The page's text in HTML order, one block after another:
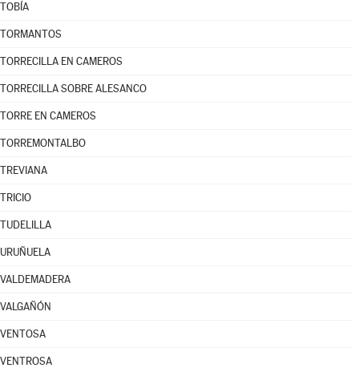
TOBÍA
TORMANTOS
TORRECILLA EN CAMEROS
TORRECILLA SOBRE ALESANCO
TORRE EN CAMEROS
TORREMONTALBO
TREVIANA
TRICIO
TUDELILLA
URUÑUELA
VALDEMADERA
VALGAÑÓN
VENTOSA
VENTROSA